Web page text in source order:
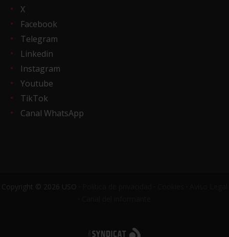
X
Facebook
Telegram
Linkedin
Instagram
Youtube
TikTok
Canal WhatsApp
Copyright © 2026 USO ·